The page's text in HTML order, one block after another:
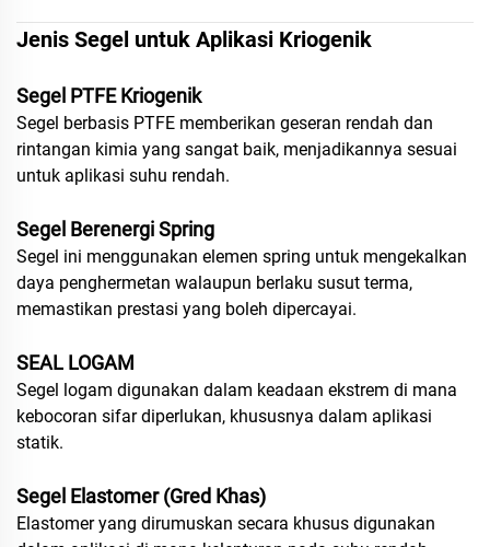
Jenis Segel untuk Aplikasi Kriogenik
Segel PTFE Kriogenik
Segel berbasis PTFE memberikan geseran rendah dan
rintangan kimia yang sangat baik, menjadikannya sesuai
untuk aplikasi suhu rendah.
Segel Berenergi Spring
Segel ini menggunakan elemen spring untuk mengekalkan
daya penghermetan walaupun berlaku susut terma,
memastikan prestasi yang boleh dipercayai.
SEAL LOGAM
Segel logam digunakan dalam keadaan ekstrem di mana
kebocoran sifar diperlukan, khususnya dalam aplikasi
statik.
Segel Elastomer (Gred Khas)
Elastomer yang dirumuskan secara khusus digunakan